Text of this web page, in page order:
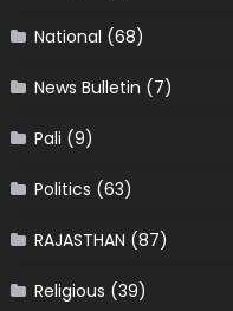
National (68)
News Bulletin (7)
Pali (9)
Politics (63)
RAJASTHAN (87)
Religious (39)